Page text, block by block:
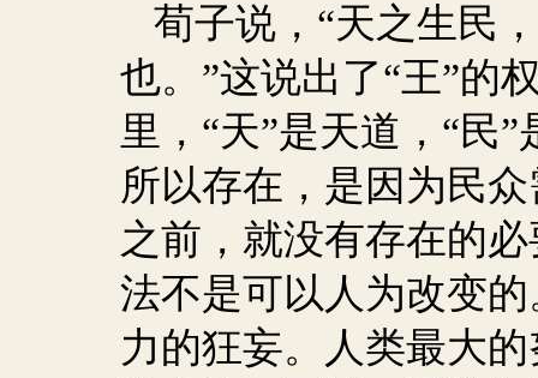
荀子说，“天之生民
也。”这说出了“王”的
里，“天”是天道，“民
所以存在，是因为民
之前，就没有存在的
法不是可以人为改变
力的狂妄。人类最大